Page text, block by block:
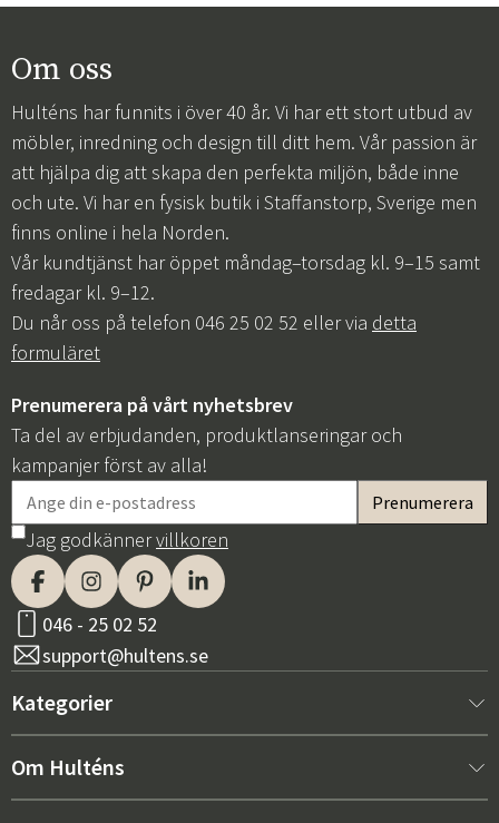
Om oss
Hulténs har funnits i över 40 år. Vi har ett stort utbud av
möbler, inredning och design till ditt hem. Vår passion är
att hjälpa dig att skapa den perfekta miljön, både inne
och ute. Vi har en fysisk butik i Staffanstorp, Sverige men
finns online i hela Norden.
Vår kundtjänst har öppet måndag–torsdag kl. 9–15 samt
fredagar kl. 9–12.
Du når oss på telefon 046 25 02 52 eller via detta
formuläret
Prenumerera på vårt nyhetsbrev
Ta del av erbjudanden, produktlanseringar och
kampanjer först av alla!
Jag godkännervillkoren
046 - 25 02 52
support@hultens.se
Kategorier
Nytt hos oss
Om Hulténs